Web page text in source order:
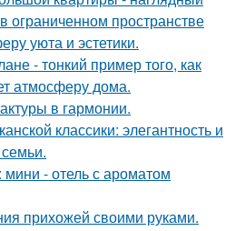
ограниченном пространстве
уюта и эстетики.
- тонкий пример того, как
атмосферу дома.
в гармонии.
классики: элегантность и
- отель с ароматом
прихожей своими руками.